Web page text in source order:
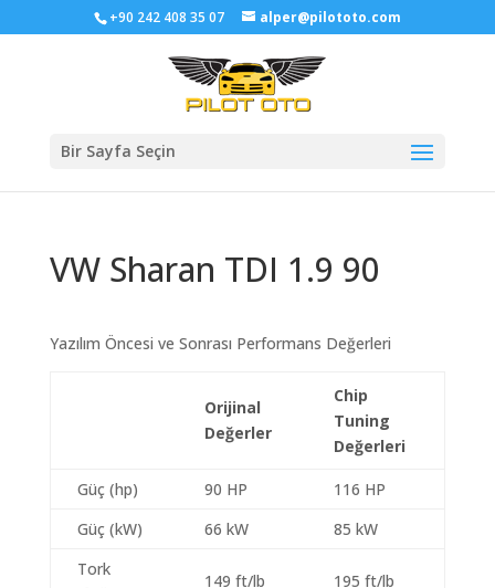
+90 242 408 35 07 alper@pilototo.com
Bir Sayfa Seçin
VW Sharan TDI 1.9 90
Yazılım Öncesi ve Sonrası Performans Değerleri
Orijinal
Değerler
Chip
Tuning
Değerleri
Güç (hp) 90 HP
116 HP
Güç (kW)
66 kW
85 kW
Tork
149 ft/lb 195 ft/lb